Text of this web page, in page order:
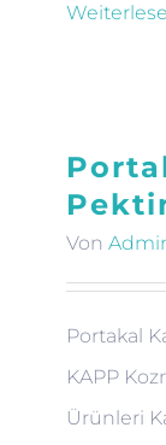
Von
Portakal
KAPP
Ürünleri